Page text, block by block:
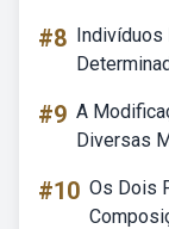
#8 Indivíduos
#9 A
Diversas
#10 Os Dois